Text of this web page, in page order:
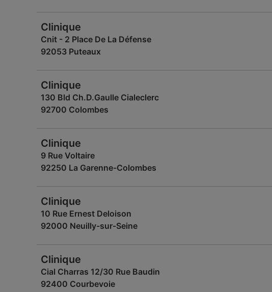
Clinique
Cnit - 2 Place De La Défense
92053 Puteaux
Clinique
130 Bld Ch.D.Gaulle Cialeclerc
92700 Colombes
Clinique
9 Rue Voltaire
92250 La Garenne-Colombes
Clinique
10 Rue Ernest Deloison
92000 Neuilly-sur-Seine
Clinique
Cial Charras 12/30 Rue Baudin
92400 Courbevoie